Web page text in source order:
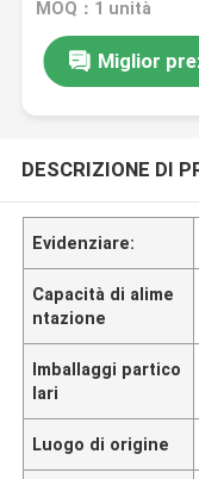
MOQ：1 unità
Miglior
DESCRIZIONE DI
Evidenziare:
Capacità di alime
ntazione
Imballaggi partico
lari
Luogo di origine